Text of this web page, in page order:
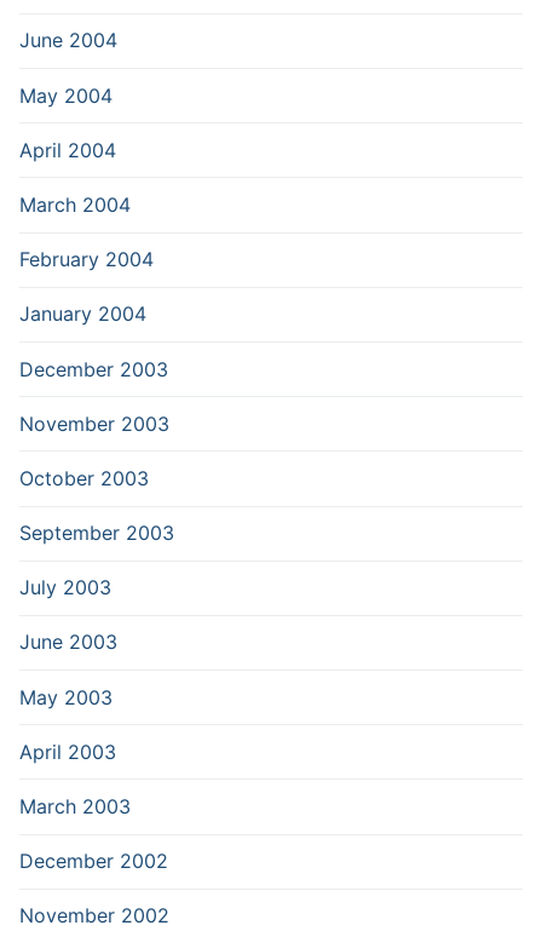
June 2004
May 2004
April 2004
March 2004
February 2004
January 2004
December 2003
November 2003
October 2003
September 2003
July 2003
June 2003
May 2003
April 2003
March 2003
December 2002
November 2002